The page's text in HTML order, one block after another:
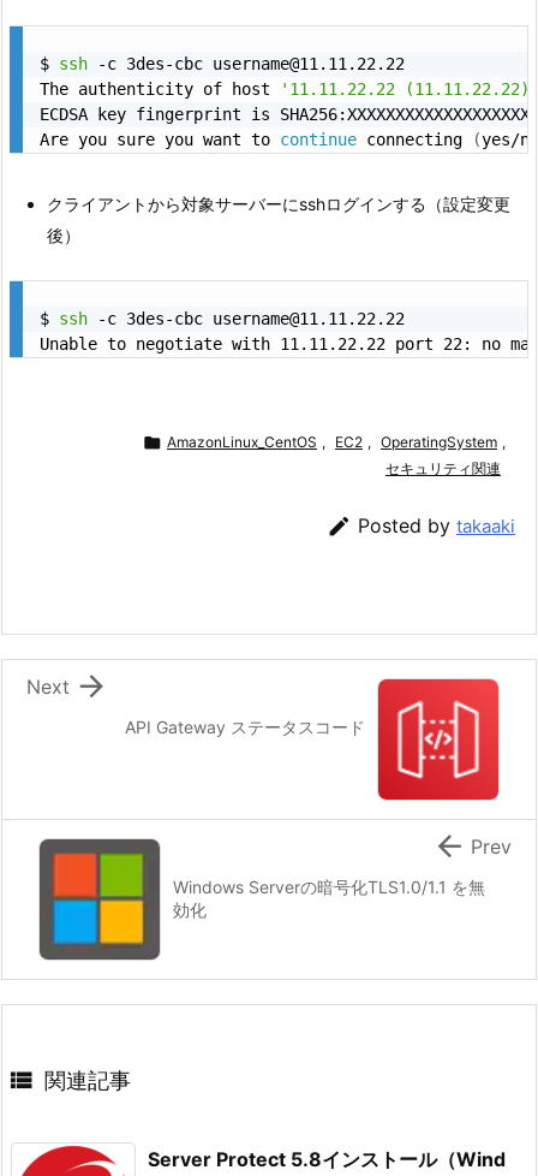
$ ssh -c 3des-cbc username@11.11.22.22
The authenticity of host
'11.11.22.22 (11.11.22.22)'
ECDSA key fingerprint is
Are you sure you want to continue connecting (yes/no
クライアントから対象サーバーにsshログインする（設定変更
後）
$ ssh -c 3des-cbc username@11.11.22.22
 AmazonLinux_CentOS , EC2 , OperatingSystem ,
セキュリティ関連
 Posted by takaaki
API Gateway ステータスコード

Next
Windows Serverの暗号化TLS1.0/1.1 を無
効化
 Prev
 関連記事
Server Protect 5.8インストール（Wind